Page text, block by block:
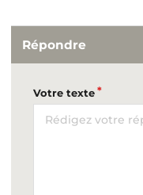
Répondre
Votre texte